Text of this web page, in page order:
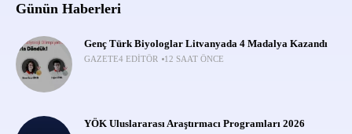
Günün Haberleri
Genç Türk Biyologlar Litvanyada 4 Madalya Kazandı
GAZETE4 EDITÖR 12 SAAT ÖNCE
YÖK Uluslararası Araştırmacı Programları 2026